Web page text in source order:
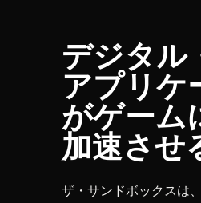
デジタル
アプリ
がゲーム
加速させ
ザ・サンドボックスは